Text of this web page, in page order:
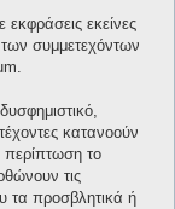
εκφράσεις εκείνες
συμμετεχόντων
κατανοούν
περίπτωση το
τις
τα προσβλητικά ή